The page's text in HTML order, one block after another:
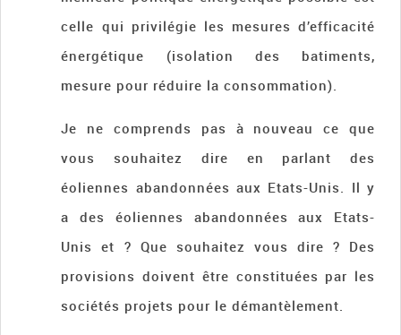
celle qui privilégie les mesures d’efficacité
énergétique (isolation des batiments,
mesure pour réduire la consommation).
Je ne comprends pas à nouveau ce que
vous souhaitez dire en parlant des
éoliennes abandonnées aux Etats-Unis. Il y
a des éoliennes abandonnées aux Etats-
Unis et ? Que souhaitez vous dire ? Des
provisions doivent être constituées par les
sociétés projets pour le démantèlement.